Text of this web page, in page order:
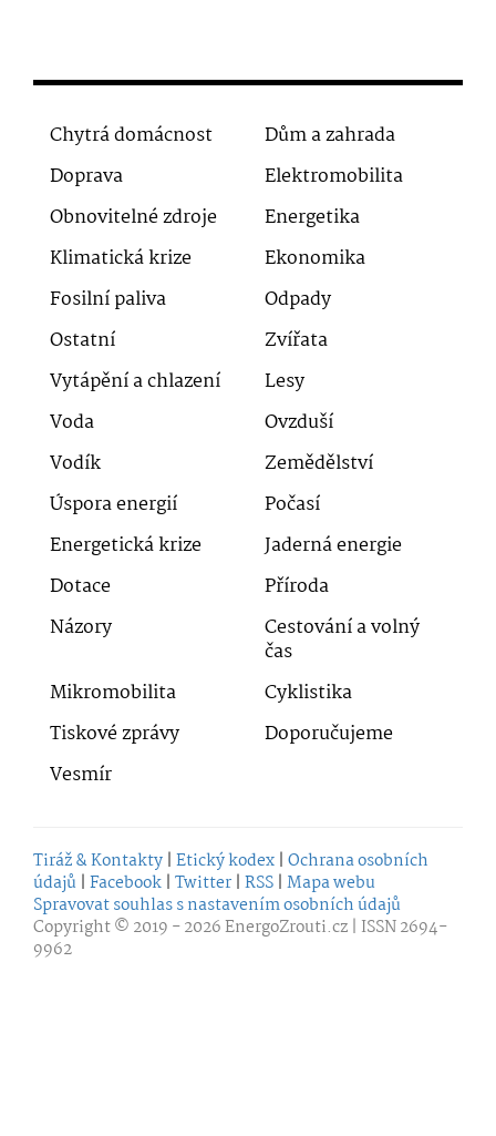
Chytrá domácnost
Dům a zahrada
Doprava
Elektromobilita
Obnovitelné zdroje
Energetika
Klimatická krize
Ekonomika
Fosilní paliva
Odpady
Ostatní
Zvířata
Vytápění a chlazení
Lesy
Voda
Ovzduší
Vodík
Zemědělství
Úspora energií
Počasí
Energetická krize
Jaderná energie
Dotace
Příroda
Názory
Cestování a volný
čas
Mikromobilita
Cyklistika
Tiskové zprávy
Doporučujeme
Vesmír
Tiráž & Kontakty | Etický kodex | Ochrana osobních
údajů | Facebook | Twitter | RSS | Mapa webu
Spravovat souhlas s nastavením osobních údajů
Copyright © 2019 - 2026EnergoZrouti.cz | ISSN 2694-
9962